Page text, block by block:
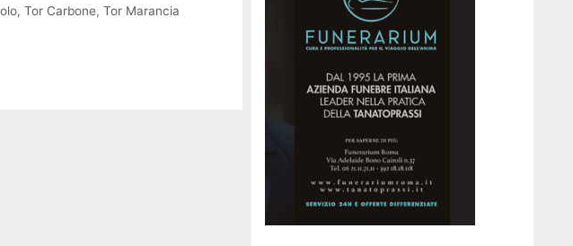
, Tor Carbone, Tor Marancia